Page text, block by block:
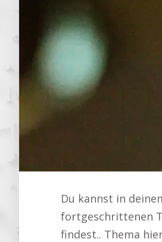
Du kannst in
fortgeschrittenen
findest.. Thema